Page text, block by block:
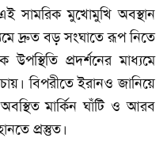
সামরিক মুখোমুখি অবস্থান
দ্রুত বড় সংঘাতে রূপ নিতে
উপস্থিতি প্রদর্শনের মাধ্যমে
বিপরীতে ইরানও জানিয়ে
অবস্থিত মার্কিন ঘাঁটি ও আরব
প্রস্তুত।